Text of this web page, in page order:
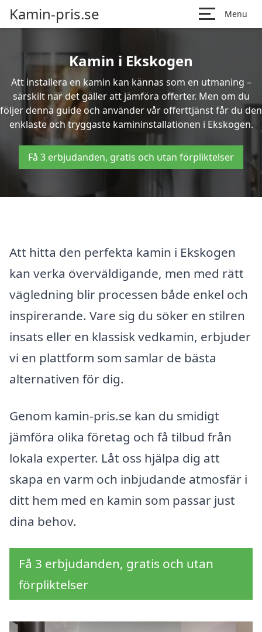
Kamin-pris.se Menu
Kamin i Ekskogen
Att installera en kamin kan kännas som en utmaning –
särskilt när det gäller att jämföra offerter. Men om du
följer denna guide och använder vår offerttjänst får du den
enklaste och tryggaste kamininstallationen i Ekskogen.
Få 3 erbjudanden, gratis och utan förpliktelser
Att hitta den perfekta kamin i Ekskogen
kan verka överväldigande, men med rätt
vägledning blir processen både enkel och
inspirerande. Vare sig du söker en stilren
insats eller en klassisk vedkamin, erbjuder
vi en plattform som samlar de bästa
alternativen för dig.
Genom kamin-pris.se kan du smidigt
jämföra olika företag och få tilbud från
lokala experter. Låt oss hjälpa dig att
skapa en varm och inbjudande atmosfär i
ditt hem med en kamin som passar just
dina behov.
Få 3 erbjudanden, gratis och utan
förpliktelser